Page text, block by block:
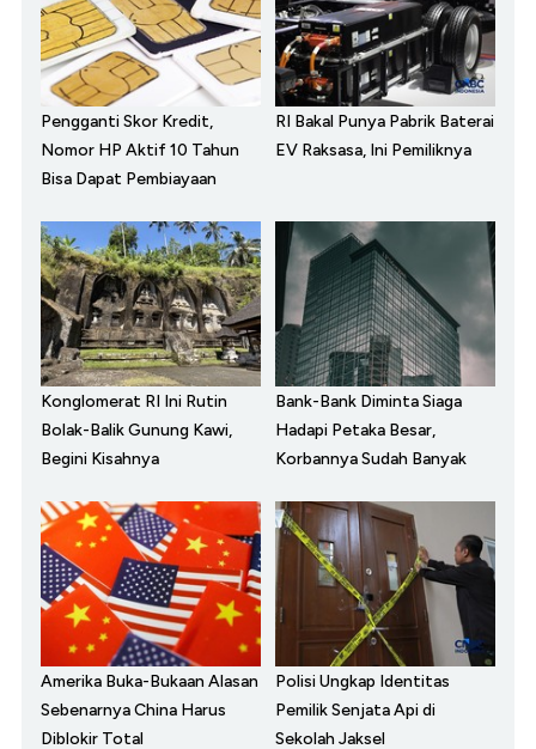
Pengganti Skor Kredit,
Nomor HP Aktif 10 Tahun
Bisa Dapat Pembiayaan
RI Bakal Punya Pabrik Baterai
EV Raksasa, Ini Pemiliknya
Konglomerat RI Ini Rutin
Bolak-Balik Gunung Kawi,
Begini Kisahnya
Bank-Bank Diminta Siaga
Hadapi Petaka Besar,
Korbannya Sudah Banyak
Amerika Buka-Bukaan Alasan
Sebenarnya China Harus
Diblokir Total
Polisi Ungkap Identitas
Pemilik Senjata Api di
Sekolah Jaksel